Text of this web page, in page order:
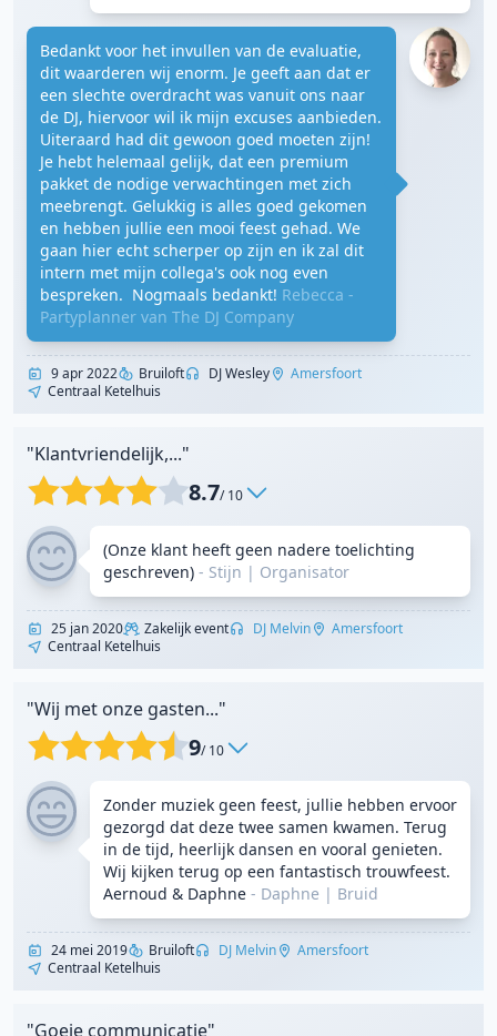
Bedankt voor het invullen van de evaluatie,
dit waarderen wij enorm. Je geeft aan dat er
een slechte overdracht was vanuit ons naar
de DJ, hiervoor wil ik mijn excuses aanbieden.
Uiteraard had dit gewoon goed moeten zijn!
Je hebt helemaal gelijk, dat een premium
pakket de nodige verwachtingen met zich
meebrengt. Gelukkig is alles goed gekomen
en hebben jullie een mooi feest gehad. We
gaan hier echt scherper op zijn en ik zal dit
intern met mijn collega's ook nog even
bespreken. Nogmaals bedankt! Rebecca -
Partyplanner van The DJ Company
9 apr 2022 Bruiloft DJ Wesley
Amersfoort
Centraal Ketelhuis
"Klantvriendelijk,..."
8.7/ 10
(Onze klant heeft geen nadere toelichting
geschreven) - Stijn | Organisator
25 jan 2020 Zakelijk event DJ Melvin
Amersfoort
Centraal Ketelhuis
"Wij met onze gasten..."
9/ 10
Zonder muziek geen feest, jullie hebben ervoor
gezorgd dat deze twee samen kwamen. Terug
in de tijd, heerlijk dansen en vooral genieten.
Wij kijken terug op een fantastisch trouwfeest.
Aernoud & Daphne - Daphne | Bruid
24 mei 2019 Bruiloft DJ Melvin
Amersfoort
Centraal Ketelhuis
"Goeie communicatie"